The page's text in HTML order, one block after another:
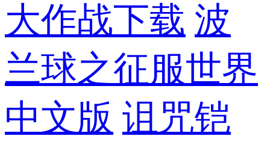
大作战下载 波
兰球之征服世界
中文版 诅咒铠